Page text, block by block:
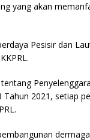
yang akan
Pesisir dan
2021, setiap